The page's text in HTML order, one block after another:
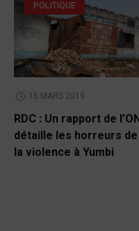
POLITIQUE
15 MARS 2019
RDC : Un rapport de
détaille les horreurs de
la violence à Yumbi